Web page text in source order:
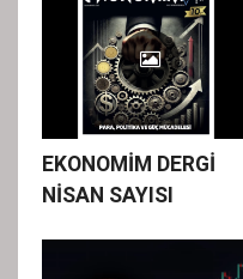
EKONOMİM DERGİ
NİSAN SAYISI